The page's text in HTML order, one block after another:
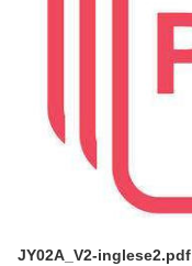
JY02A_V2-inglese2.pdf